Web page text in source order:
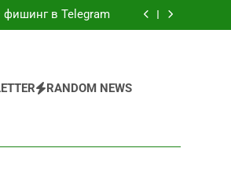
в Telegram
и доступ через Tor
и доступ через Tor
RANDOM NEWS